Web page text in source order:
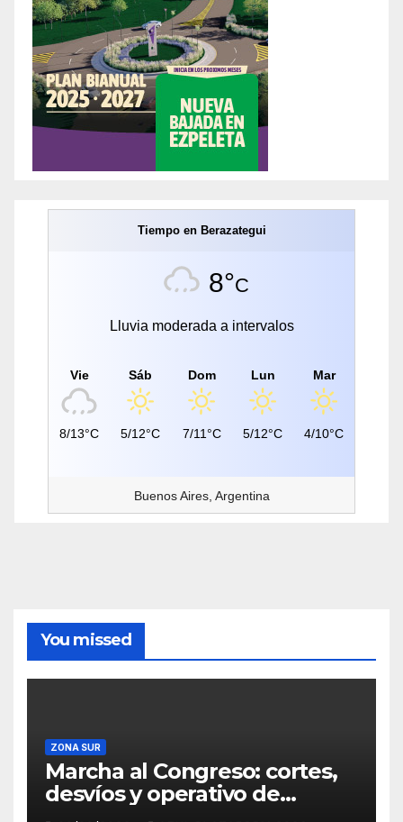
Tiempo en Berazategui
8°C
Lluvia moderada a intervalos
Vie
8/13°C
Sáb
5/12°C
Dom
7/11°C
Lun
5/12°C
Mar
4/10°C
Buenos Aires, Argentina
You missed
ZONA SUR
Marcha al Congreso: cortes,
desvíos y operativo de
seguridad por la protesta